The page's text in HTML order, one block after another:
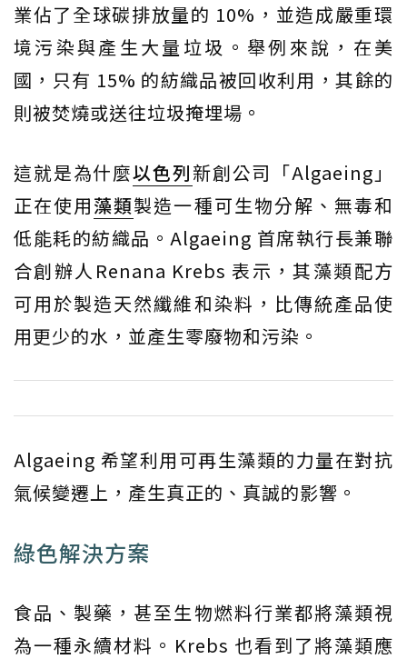
業佔了全球碳排放量的 10%，並造成嚴重環
境污染與產生大量垃圾。舉例來說，在美
國，只有 15% 的紡織品被回收利用，其餘的
則被焚燒或送往垃圾掩埋場。
這就是為什麼以色列新創公司「Algaeing」
正在使用藻類製造一種可生物分解、無毒和
低能耗的紡織品。Algaeing 首席執行長兼聯
合創辦人Renana Krebs 表示，其藻類配方
可用於製造天然纖維和染料，比傳統產品使
用更少的水，並產生零廢物和污染。
Algaeing 希望利用可再生藻類的力量在對抗
氣候變遷上，產生真正的、真誠的影響。
綠色解決方案
食品、製藥，甚至生物燃料行業都將藻類視
為一種永續材料。Krebs 也看到了將藻類應